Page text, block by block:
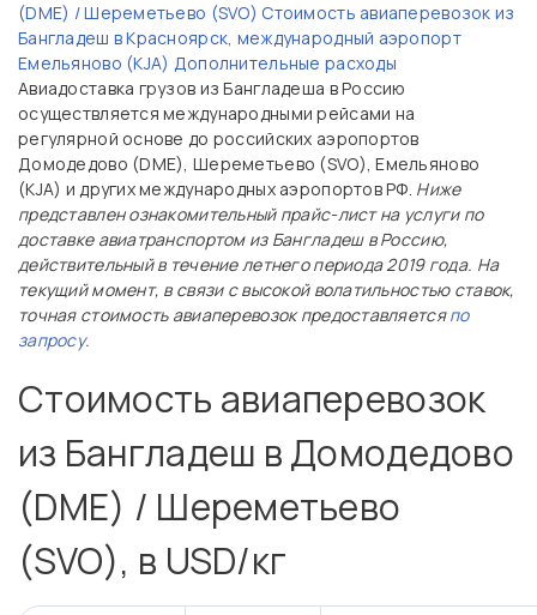
(DME) / Шереметьево (SVO) Стоимость авиаперевозок из
Бангладеш в Красноярск, международный аэропорт
Емельяново (KJA) Дополнительные расходы
Авиадоставка грузов из Бангладеша в Россию
осуществляется международными рейсами на
регулярной основе до российских аэропортов
Домодедово (DME), Шереметьево (SVO), Емельяново
(KJA) и других международных аэропортов РФ. Ниже
представлен ознакомительный прайс-лист на услуги по
доставке авиатранспортом из Бангладеш в Россию,
действительный в течение летнего периода 2019 года. На
текущий момент, в связи с высокой волатильностью ставок,
точная стоимость авиаперевозок предоставляетсяпо
запросу.
Стоимость авиаперевозок
из Бангладеш в Домодедово
(DME) / Шереметьево
(SVO), в USD/кг